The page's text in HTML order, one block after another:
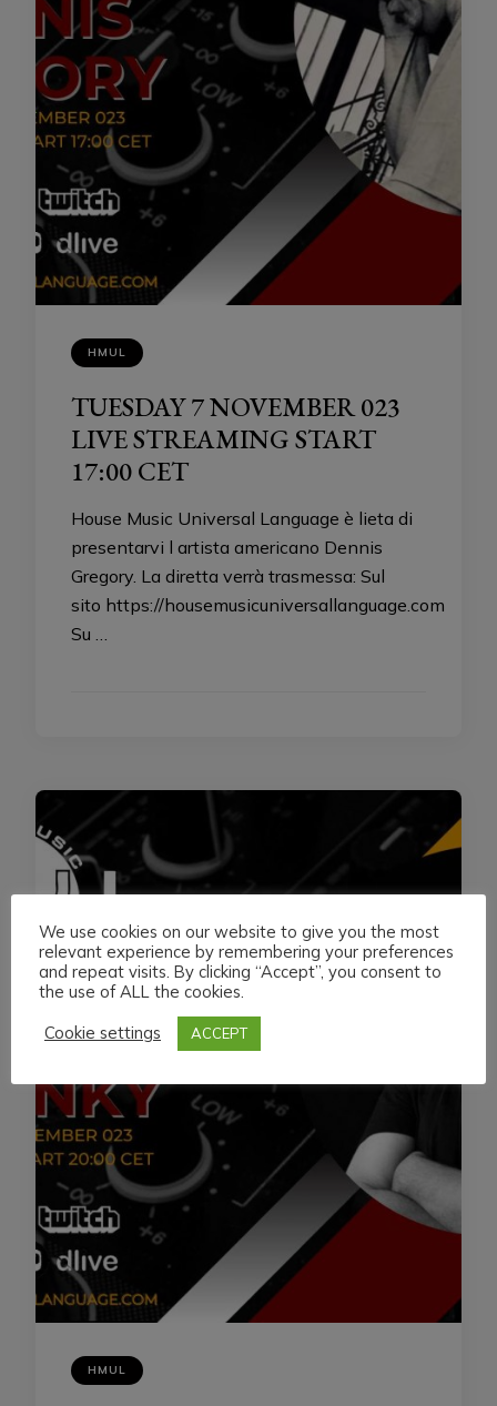
HMUL
TUESDAY 7 NOVEMBER 023
LIVE STREAMING START
17:00 CET
House Music Universal Language è lieta di
presentarvi l artista americano Dennis
Gregory. La diretta verrà trasmessa: Sul
sito https://housemusicuniversallanguage.com
Su …
HMUL
We use cookies on our website to give you the most
relevant experience by remembering your preferences
and repeat visits. By clicking “Accept”, you consent to
the use of ALL the cookies.
Cookie settings
ACCEPT